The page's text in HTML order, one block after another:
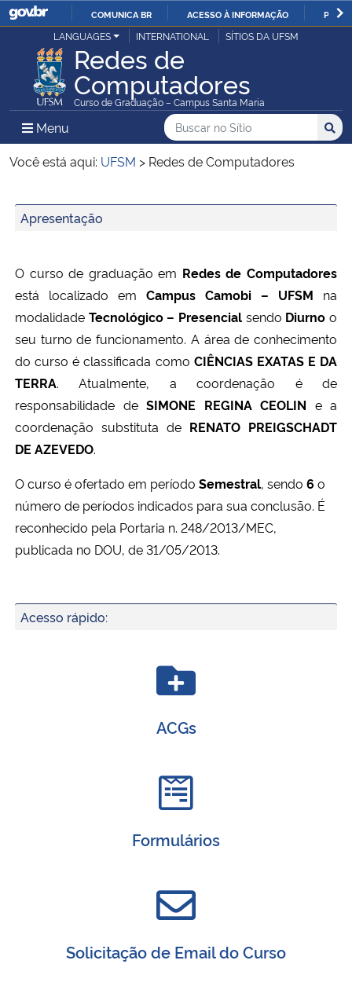
IR
PARA
O
CONTEÚDO
COMUNICA BR ACESSO À INFORMAÇÃO
Ministério da Justiça e Segurança Pública
Ministério da Defesa
Ministério das Relações Exteriores
Ministério da Agricultura, Pecuária e Abastecimento
Ministério da Educação
Ministério da Cidadania
Ministério da Saúde
Ministério de Minas e Energia
Ministério da Ciência, Tecnologia, Inovações e Comunicações
Ministério do Meio Ambiente
Ministério do Desenvolvimento Regional
Ministério da Mulher, da Família e dos Direitos Humanos
LANGUAGES INTERNATIONAL SÍTIOS DA UFSM
Redes de
Computadores
Curso de Graduação – Campus Santa Maria
Menu Menu Principal do Sítio
Busca
Buscar no no Sítio
Busca:
Você está aqui: UFSM > Redes de Computadores
Início do conteúdo
Apresentação
O curso de graduação em Redes de Computadores
está localizado em Campus Camobi – UFSM na
modalidade Tecnológico – Presencial sendo Diurno o
seu turno de funcionamento. A área de conhecimento
do curso é classificada como CIÊNCIAS EXATAS E DA
TERRA. Atualmente, a coordenação é de
responsabilidade de SIMONE REGINA CEOLIN e a
coordenação substituta de RENATO PREIGSCHADT
DE AZEVEDO.
O curso é ofertado em período Semestral, sendo 6 o
número de períodos indicados para sua conclusão. É
reconhecido pela Portaria n. 248/2013/MEC,
publicada no DOU, de 31/05/2013.
Acesso rápido:
ACGs
Formulários
Solicitação de Email do Curso